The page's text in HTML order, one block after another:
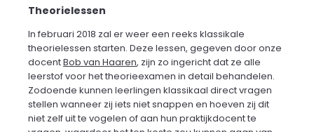
Theorielessen
In februari 2018 zal er weer een reeks klassikale
theorielessen starten. Deze lessen, gegeven door onze
docentBob van Haaren, zijn zo ingericht dat ze alle
leerstof voor het theorieexamen in detail behandelen.
Zodoende kunnen leerlingen klassikaal direct vragen
stellen wanneer zij iets niet snappen en hoeven zij dit
niet zelf uit te vogelen of aan hun praktijkdocent te